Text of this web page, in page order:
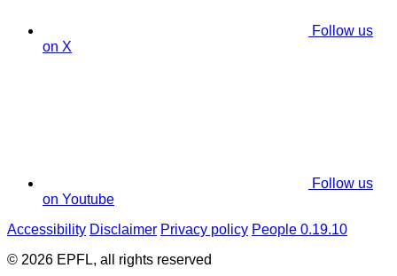
Follow us
on X
Follow us
on Youtube
Accessibility Disclaimer Privacy policy People 0.19.10
© 2026 EPFL, all rights reserved